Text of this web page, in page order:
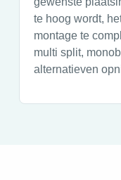
te hoog wordt,
montage te
multi split,
alternatieven